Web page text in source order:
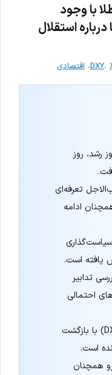
با وجود
استقلال
DXY، ، اقتصادی
رشد، روز
تعرفه‌ای
ادامه
یافته است.
تدابیر
احتمالی
شاخص دلار آمریکا (DXY) با بازگشت
است.
همچنان